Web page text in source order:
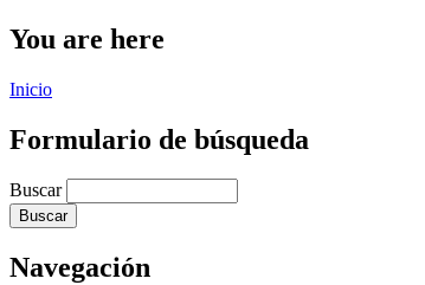
You are here
Inicio
Formulario de búsqueda
Buscar
Navegación